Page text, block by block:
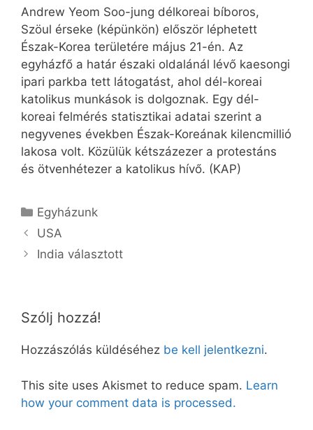
Andrew Yeom Soo-jung délkoreai bíboros,
Szöul érseke (képünkön) először léphetett
Észak-Korea területére május 21-én. Az
egyházfő a határ északi oldalánál lévő kaesongi
ipari parkba tett látogatást, ahol dél-koreai
katolikus munkások is dolgoznak. Egy dél-
koreai felmérés statisztikai adatai szerint a
negyvenes években Észak-Koreának kilencmillió
lakosa volt. Közülük kétszázezer a protestáns
és ötvenhétezer a katolikus hívő. (KAP)
Kategória
Egyházunk
USA
India választott
Szólj hozzá!
Hozzászólás küldéséhez be kell jelentkezni.
This site uses Akismet to reduce spam. Learn
how your comment data is processed.